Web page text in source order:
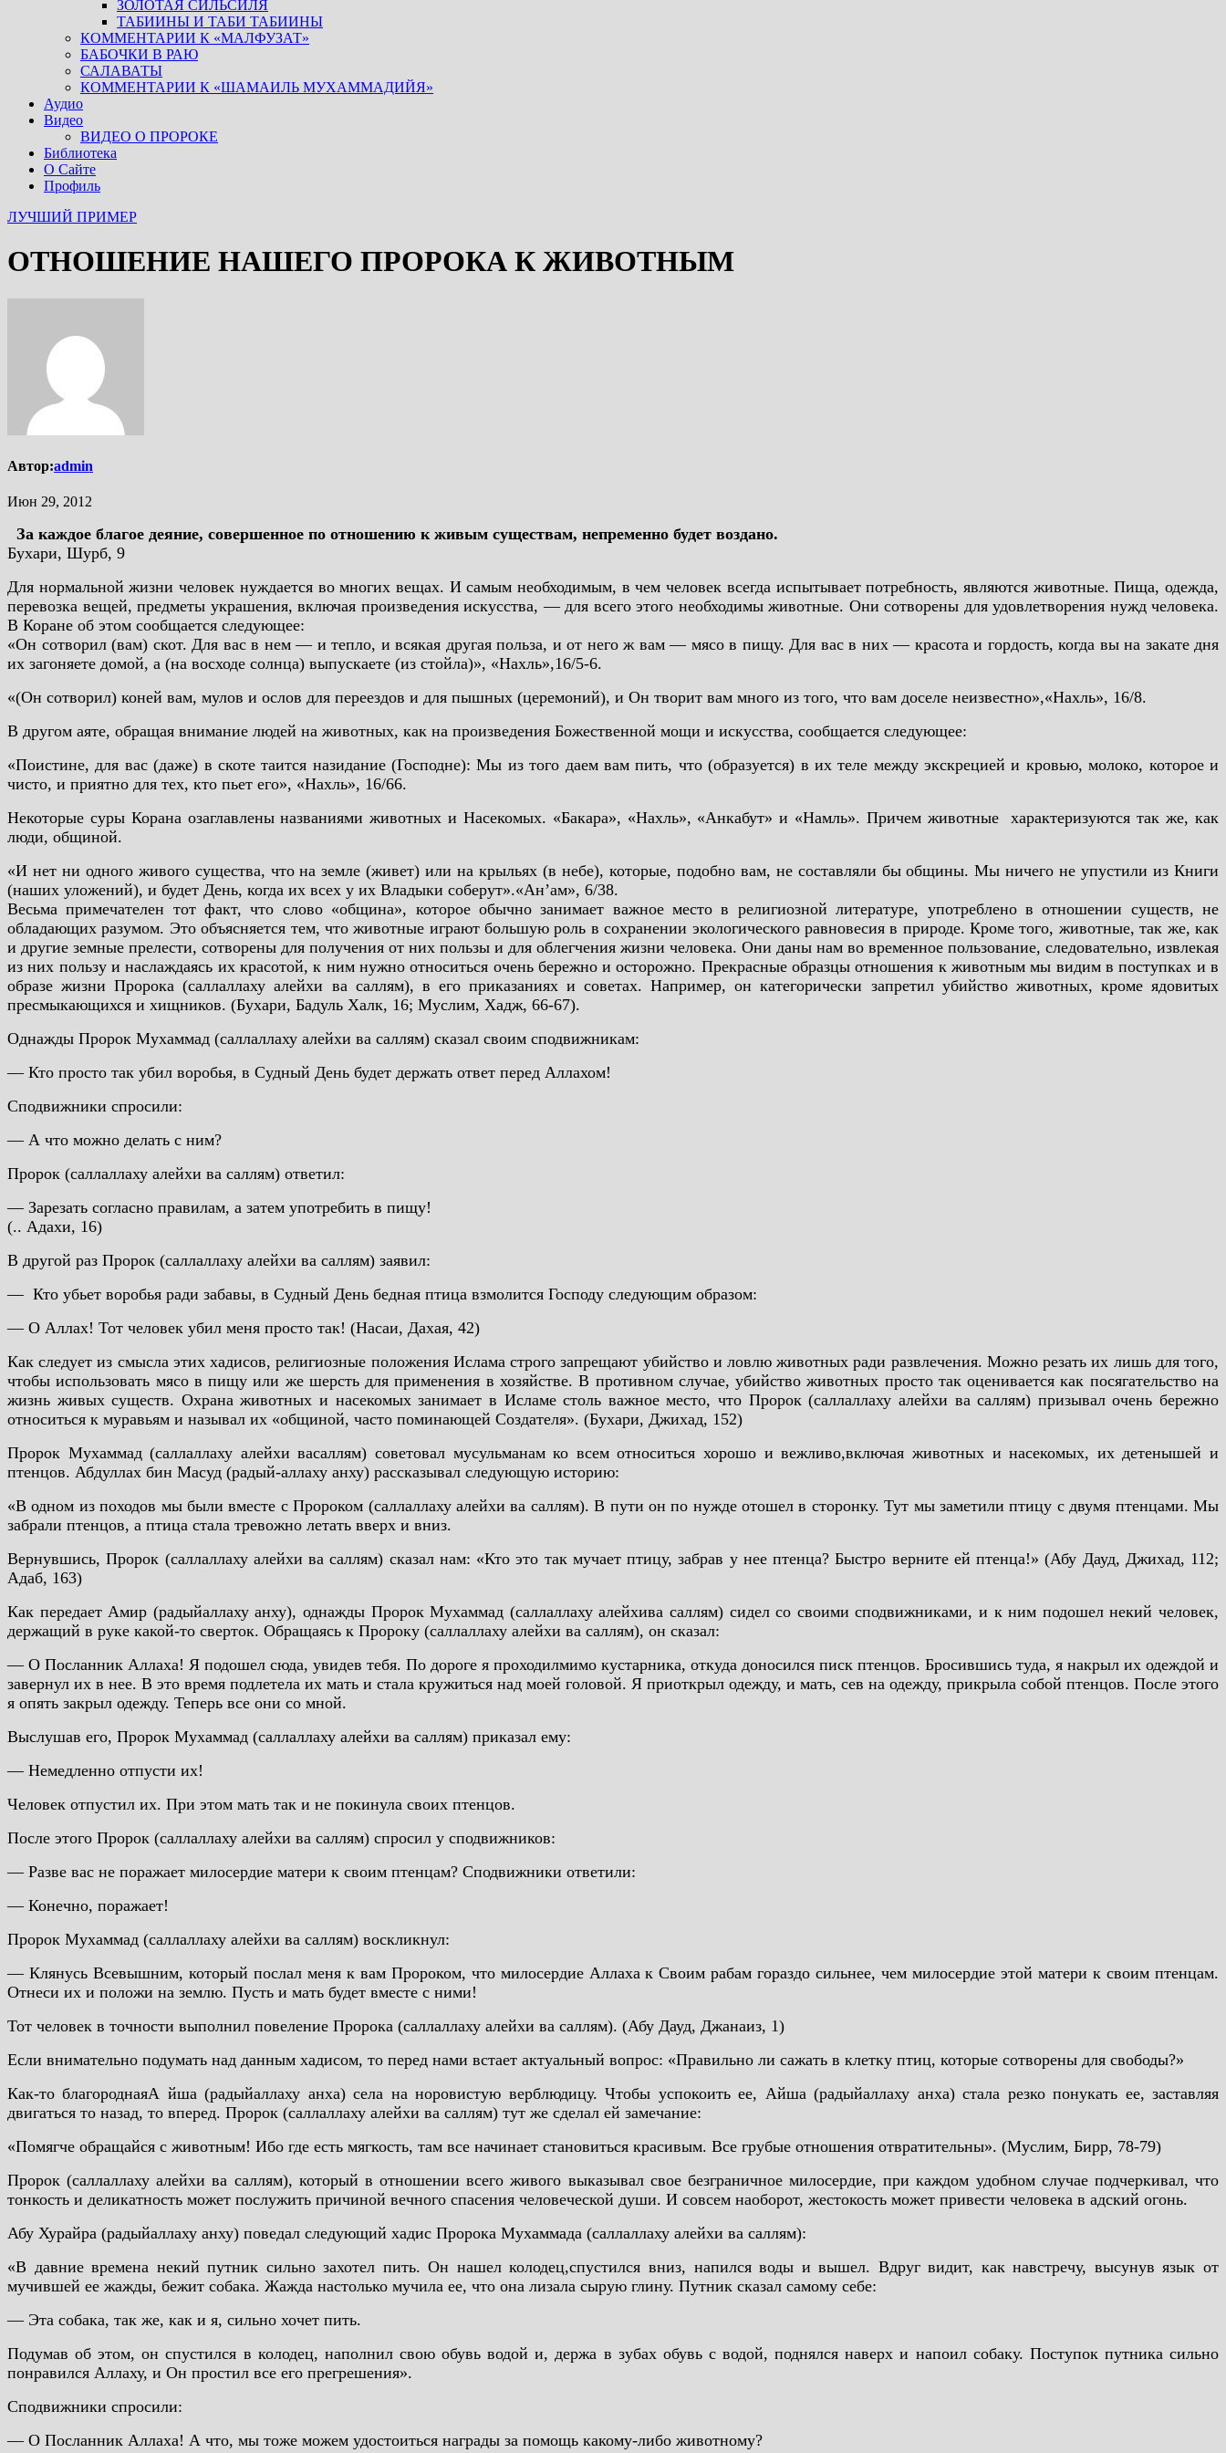
ЗОЛОТАЯ СИЛЬСИЛЯ
ТАБИИНЫ И ТАБИ ТАБИИНЫ
КОММЕНТАРИИ К «МАЛФУЗАТ»
БАБОЧКИ В РАЮ
САЛАВАТЫ
КОММЕНТАРИИ К «ШАМАИЛЬ МУХАММАДИЙЯ»
Аудио
Видео
ВИДЕО О ПРОРОКЕ
Библиотека
О Сайте
Профиль
ЛУЧШИЙ ПРИМЕР
ОТНОШЕНИЕ НАШЕГО ПРОРОКА К ЖИВОТНЫМ
Автор:admin
Июн 29, 2012
За каждое благое деяние, совершенное по отношению к живым существам, непременно будет воздано.
Бухари, Шурб, 9
Для нормальной жизни человек нуждается во многих вещах. И самым необходимым, в чем человек всегда испытывает потребность, являются животные. Пища, одежда,
перевозка вещей, предметы украшения, включая произведения искусства, — для всего этого необходимы животные. Они сотворены для удовлетворения нужд человека.
В Коране об этом сообщается следующее:
«Он сотворил (вам) скот. Для вас в нем — и тепло, и всякая другая польза, и от него ж вам — мясо в пищу. Для вас в них — красота и гордость, когда вы на закате дня
их загоняете домой, а (на восходе солнца) выпускаете (из стойла)», «Нахль»,16/5-6.
«(Он сотворил) коней вам, мулов и ослов для переездов и для пышных (церемоний), и Он творит вам много из того, что вам доселе неизвестно»,«Нахль», 16/8.
В другом аяте, обращая внимание людей на животных, как на произведения Божественной мощи и искусства, сообщается следующее:
«Поистине, для вас (даже) в скоте таится назидание (Господне): Мы из того даем вам пить, что (образуется) в их теле между экскрецией и кровью, молоко, которое и
чисто, и приятно для тех, кто пьет его», «Нахль», 16/66.
Некоторые суры Корана озаглавлены названиями животных и Насекомых. «Бакара», «Нахль», «Анкабут» и «Намль». Причем животные характеризуются так же, как
люди, общиной.
«И нет ни одного живого существа, что на земле (живет) или на крыльях (в небе), которые, подобно вам, не составляли бы общины. Мы ничего не упустили из Книги
(наших уложений), и будет День, когда их всех у их Владыки соберут».«Ан’ам», 6/38.
Весьма примечателен тот факт, что слово «община», которое обычно занимает важное место в религиозной литературе, употреблено в отношении существ, не
обладающих разумом. Это объясняется тем, что животные играют большую роль в сохранении экологического равновесия в природе. Кроме того, животные, так же, как
и другие земные прелести, сотворены для получения от них пользы и для облегчения жизни человека. Они даны нам во временное пользование, следовательно, извлекая
из них пользу и наслаждаясь их красотой, к ним нужно относиться очень бережно и осторожно. Прекрасные образцы отношения к животным мы видим в поступках и в
образе жизни Пророка (саллаллаху алейхи ва саллям), в его приказаниях и советах. Например, он категорически запретил убийство животных, кроме ядовитых
пресмыкающихся и хищников. (Бухари, Бадуль Халк, 16; Муслим, Хадж, 66-67).
Однажды Пророк Мухаммад (саллаллаху алейхи ва саллям) сказал своим сподвижникам:
— Кто просто так убил воробья, в Судный День будет держать ответ перед Аллахом!
Сподвижники спросили:
— А что можно делать с ним?
Пророк (саллаллаху алейхи ва саллям) ответил:
— Зарезать согласно правилам, а затем употребить в пищу!
(.. Адахи, 16)
В другой раз Пророк (саллаллаху алейхи ва саллям) заявил:
— Кто убьет воробья ради забавы, в Судный День бедная птица взмолится Господу следующим образом:
— О Аллах! Тот человек убил меня просто так! (Насаи, Дахая, 42)
Как следует из смысла этих хадисов, религиозные положения Ислама строго запрещают убийство и ловлю животных ради развлечения. Можно резать их лишь для того,
чтобы использовать мясо в пищу или же шерсть для применения в хозяйстве. В противном случае, убийство животных просто так оценивается как посягательство на
жизнь живых существ. Охрана животных и насекомых занимает в Исламе столь важное место, что Пророк (саллаллаху алейхи ва саллям) призывал очень бережно
относиться к муравьям и называл их «общиной, часто поминающей Создателя». (Бухари, Джихад, 152)
Пророк Мухаммад (саллаллаху алейхи васаллям) советовал мусульманам ко всем относиться хорошо и вежливо,включая животных и насекомых, их детенышей и
птенцов. Абдуллах бин Масуд (радый-аллаху анху) рассказывал следующую историю:
«В одном из походов мы были вместе с Пророком (саллаллаху алейхи ва саллям). В пути он по нужде отошел в сторонку. Тут мы заметили птицу с двумя птенцами. Мы
забрали птенцов, а птица стала тревожно летать вверх и вниз.
Вернувшись, Пророк (саллаллаху алейхи ва саллям) сказал нам: «Кто это так мучает птицу, забрав у нее птенца? Быстро верните ей птенца!» (Абу Дауд, Джихад, 112;
Адаб, 163)
Как передает Амир (радыйаллаху анху), однажды Пророк Мухаммад (саллаллаху алейхива саллям) сидел со своими сподвижниками, и к ним подошел некий человек,
держащий в руке какой-то сверток. Обращаясь к Пророку (саллаллаху алейхи ва саллям), он сказал:
— О Посланник Аллаха! Я подошел сюда, увидев тебя. По дороге я проходилмимо кустарника, откуда доносился писк птенцов. Бросившись туда, я накрыл их одеждой и
завернул их в нее. В это время подлетела их мать и стала кружиться над моей головой. Я приоткрыл одежду, и мать, сев на одежду, прикрыла собой птенцов. После этого
я опять закрыл одежду. Теперь все они со мной.
Выслушав его, Пророк Мухаммад (саллаллаху алейхи ва саллям) приказал ему:
— Немедленно отпусти их!
Человек отпустил их. При этом мать так и не покинула своих птенцов.
После этого Пророк (саллаллаху алейхи ва саллям) спросил у сподвижников:
— Разве вас не поражает милосердие матери к своим птенцам? Сподвижники ответили:
— Конечно, поражает!
Пророк Мухаммад (саллаллаху алейхи ва саллям) воскликнул:
— Клянусь Всевышним, который послал меня к вам Пророком, что милосердие Аллаха к Своим рабам гораздо сильнее, чем милосердие этой матери к своим птенцам.
Отнеси их и положи на землю. Пусть и мать будет вместе с ними!
Тот человек в точности выполнил повеление Пророка (саллаллаху алейхи ва саллям). (Абу Дауд, Джанаиз, 1)
Если внимательно подумать над данным хадисом, то перед нами встает актуальный вопрос: «Правильно ли сажать в клетку птиц, которые сотворены для свободы?»
Как-то благороднаяА йша (радыйаллаху анха) села на норовистую верблюдицу. Чтобы успокоить ее, Айша (радыйаллаху анха) стала резко понукать ее, заставляя
двигаться то назад, то вперед. Пророк (саллаллаху алейхи ва саллям) тут же сделал ей замечание:
«Помягче обращайся с животным! Ибо где есть мягкость, там все начинает становиться красивым. Все грубые отношения отвратительны». (Муслим, Бирр, 78-79)
Пророк (саллаллаху алейхи ва саллям), который в отношении всего живого выказывал свое безграничное милосердие, при каждом удобном случае подчеркивал, что
тонкость и деликатность может послужить причиной вечного спасения человеческой души. И совсем наоборот, жестокость может привести человека в адский огонь.
Абу Хурайра (радыйаллаху анху) поведал следующий хадис Пророка Мухаммада (саллаллаху алейхи ва саллям):
«В давние времена некий путник сильно захотел пить. Он нашел колодец,спустился вниз, напился воды и вышел. Вдруг видит, как навстречу, высунув язык от
мучившей ее жажды, бежит собака. Жажда настолько мучила ее, что она лизала сырую глину. Путник сказал самому себе:
— Эта собака, так же, как и я, сильно хочет пить.
Подумав об этом, он спустился в колодец, наполнил свою обувь водой и, держа в зубах обувь с водой, поднялся наверх и напоил собаку. Поступок путника сильно
понравился Аллаху, и Он простил все его прегрешения».
Сподвижники спросили:
— О Посланник Аллаха! А что, мы тоже можем удостоиться награды за помощь какому-либо животному?